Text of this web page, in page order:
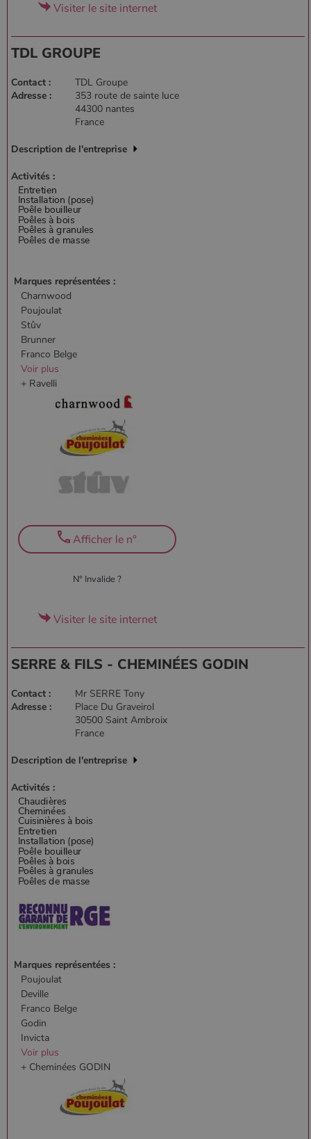
Visiter le site internet
TDL GROUPE
Contact :
TDL Groupe
Adresse :
353 route de sainte luce
44300 nantes
France
Description de l'entreprise
Activités :
Marques représentées :
Charnwood
Poujoulat
Stûv
Brunner
Franco Belge
Voir plus
+ Ravelli
N° Invalide ?
Afficher le n°
Visiter le site internet
SERRE & FILS - CHEMINÉES GODIN
Contact :
Mr SERRE Tony
Adresse :
Place Du Graveirol
30500 Saint Ambroix
France
Description de l'entreprise
Activités :
Marques représentées :
Poujoulat
Deville
Franco Belge
Godin
Invicta
Voir plus
+ Cheminées GODIN